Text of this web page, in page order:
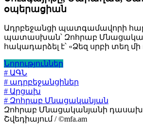
օպերացիան
Ադրբեջանցի պատգամավորի
պատասխան՝ Զոհրաբ
հակադարձել է՝ «Ձեզ սրբի տեղ մի
Նորություններ
# ԱԳՆ
# ադրբեջանցիներ
# Արցախ
# Զոհրաբ Մնացականյան
Զոհրաբ Մնացականյանի
Շվեդիայում / ©mfa.am